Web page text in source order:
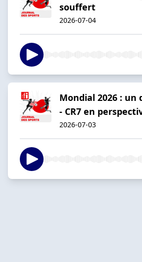
souffert
2026-07-04
Mondial 2026 : un
- CR7 en
2026-07-03